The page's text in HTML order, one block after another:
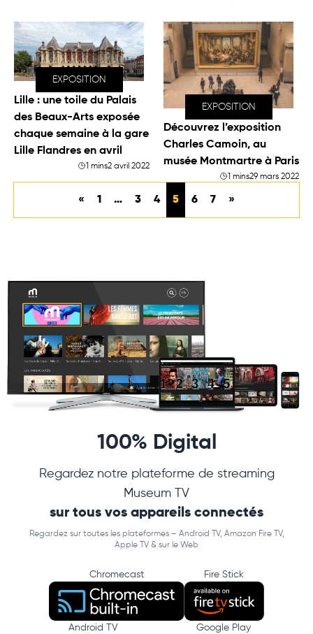
EXPOSITION
Lille : une toile du Palais
des Beaux-Arts exposée
chaque semaine à la gare
Lille Flandres en avril
1 mins2 avril 2022
EXPOSITION
Découvrez l’exposition
Charles Camoin, au
musée Montmartre à Paris
1 mins29 mars 2022
« 1 … 3 4 5 6 7 »
100% Digital
Regardez notre plateforme de streaming
Museum TV
sur tous vos appareils connectés
Regardez sur toutes les plateformes – Android TV, Amazon Fire TV,
Apple TV & sur le Web
Chromecast Fire Stick
Android TV Google Play